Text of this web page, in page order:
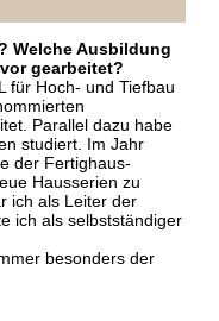
Welche Ausbildung
gearbeitet?
für Hoch- und Tiefbau
Parallel dazu habe
studiert. Im Jahr
der Fertighaus-
Hausserien zu
ich als Leiter der
ich als selbstständiger
besonders der